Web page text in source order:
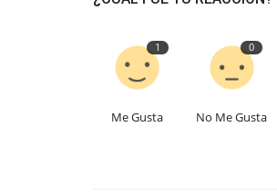
1
Me Gusta
0
No Me Gusta